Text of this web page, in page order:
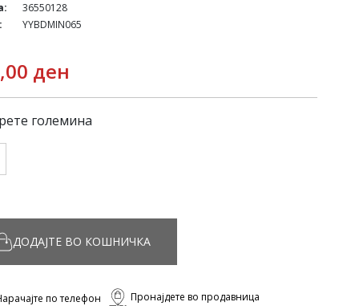
36550128
YYBDMIN065
ден
големина
ДОДАЈТЕ ВО КОШНИЧКА
по телефон Пронајдете во продавница